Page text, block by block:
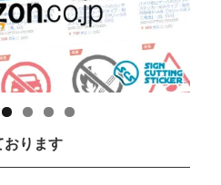
ります